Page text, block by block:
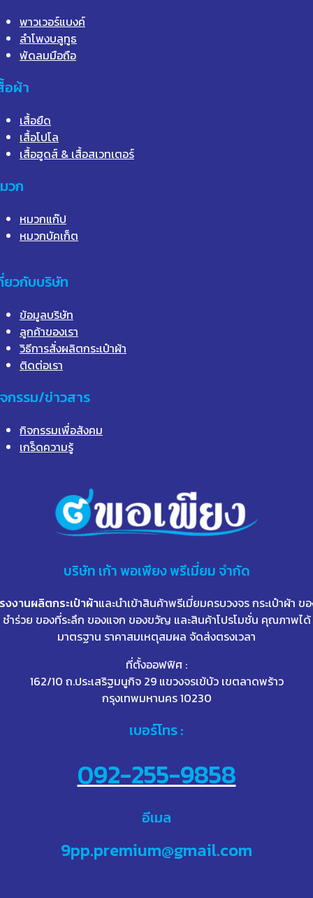
พาวเวอร์แบงค์
ลำโพงบลูทูธ
พัดลมมือถือ
อผ้า
เสื้อยืด
เสื้อโปโล
เสื้อฮูดส์ & เสื้อสเวทเตอร์
วก
หมวกแก๊ป
หมวกบัคเก็ต
ยวกับบริษัท
ข้อมูลบริษัท
ลูกค้าของเรา
วิธีการสั่งผลิตกระเป๋าผ้า
ติดต่อเรา
กรรม/ข่าวสาร
กิจกรรมเพื่อสังคม
เกร็ดความรู้
บริษัท เก้าพอเพียง พรีเมี่ยม จำกัด
งงานผลิตกระเป๋าผ้าและนำเข้าสินค้าพรีเมี่ยมครบวงจร กระเป๋าผ้า ข
ชำร่วย ของที่ระลึก ของแจก ของขวัญ และสินค้าโปรโมชั่น คุณภาพได้
มาตรฐาน ราคาสมเหตุสมผล จัดส่งตรงเวลา
ที่ตั้งออฟฟิศ :
162/10 ถ.ประเสริฐมนูกิจ 29 แขวงจรเข้บัว เขตลาดพร้าว
กรุงเทพมหานคร 10230
เบอร์โทร :
092-255-9858
อีเมล
9pp.premium@gmail.com